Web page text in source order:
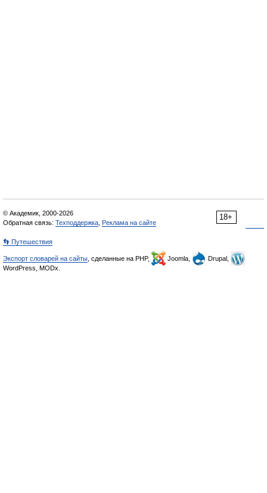
18+
© Академик, 2000-2026
Обратная связь: Техподдержка Реклама на сайте
👣 Путешествия
Экспорт словарей на сайты , сделанные на PHP, Joomla,
Drupal,
WordPress, MODx.